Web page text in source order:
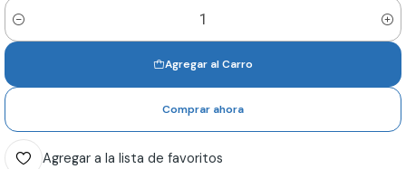
Cantidad
Agregar al Carro
Comprar ahora
Agregar a la lista de favoritos